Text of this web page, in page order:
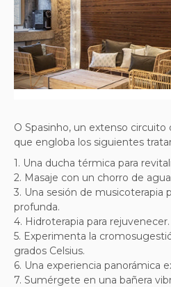
Previous
O Spasinho, un extenso
que engloba los siguientes
1. Una ducha térmica para
2. Masaje con un chorro de
3. Una sesión de musicoterapia
profunda.
4. Hidroterapia para rejuvenecer.
5. Experimenta la
grados Celsius.
6. Una experiencia panorámica
7. Sumérgete en una bañera